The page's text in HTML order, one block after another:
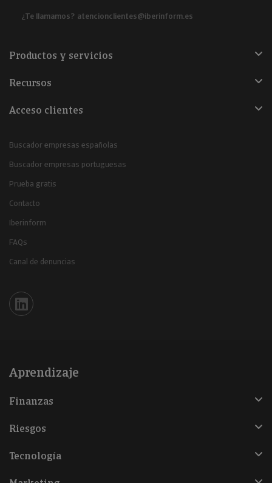
¿Te llamamos? atencionclientes@iberinform.es
Productos y servicios
Recursos
Acceso clientes
Buscador empresas españolas
Buscador empresas portuguesas
Prueba gratis
Contacto
Iberinform
FAQs
Canal de denuncias
Iberinform en Linkedin
Aprendizaje
Finanzas
Riesgos
Tecnología